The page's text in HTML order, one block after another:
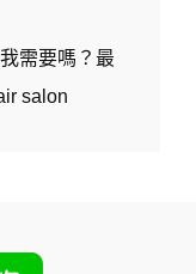
需要嗎？最
salon